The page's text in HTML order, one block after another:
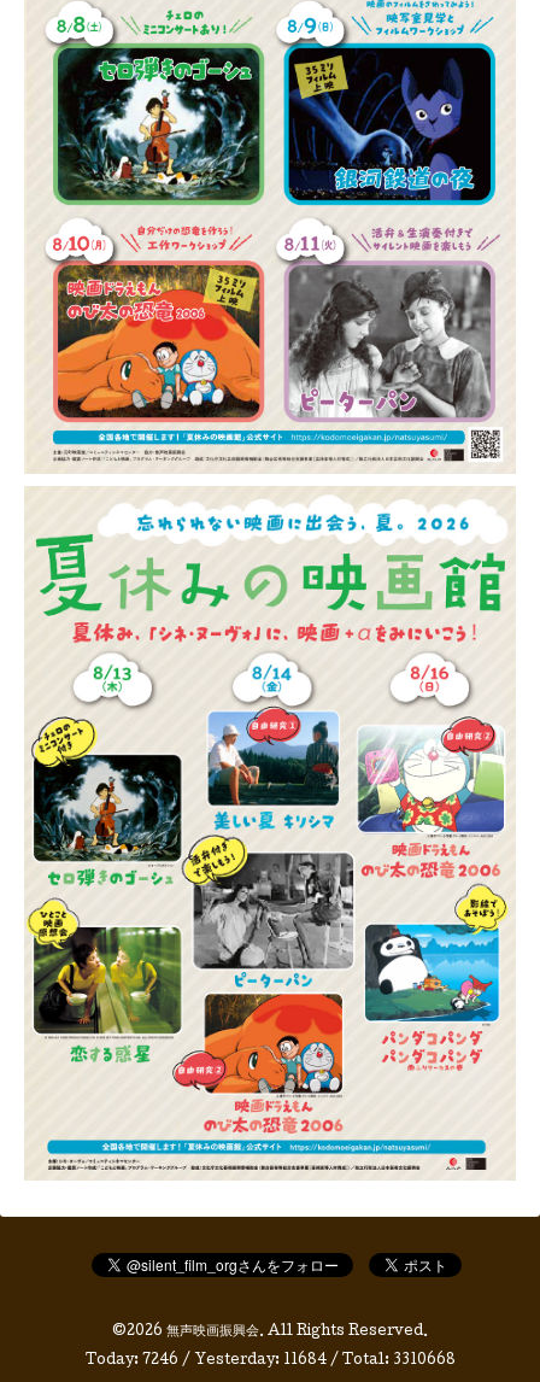
©2026 無声映画振興会. All Rights Reserved.
Today: 7246 / Yesterday: 11684/ Total: 3310668